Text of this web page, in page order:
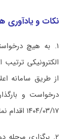
نکات و یادآوری
۱. به هیچ
الکترونیکی
از طریق سامانه
۱۴۰۴/۰۳/۱۷ اقدام نمایند